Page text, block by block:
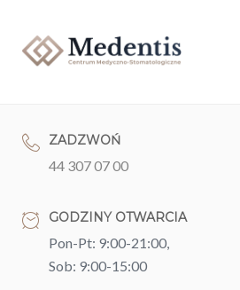
content
ZADZWOŃ
44 307 07 00
GODZINY OTWARCIA
Pon-Pt: 9:00-21:00,
Sob: 9:00-15:00